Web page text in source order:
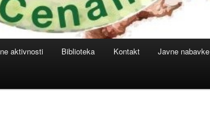
aktivnosti Biblioteka Kontakt Javne nabavke